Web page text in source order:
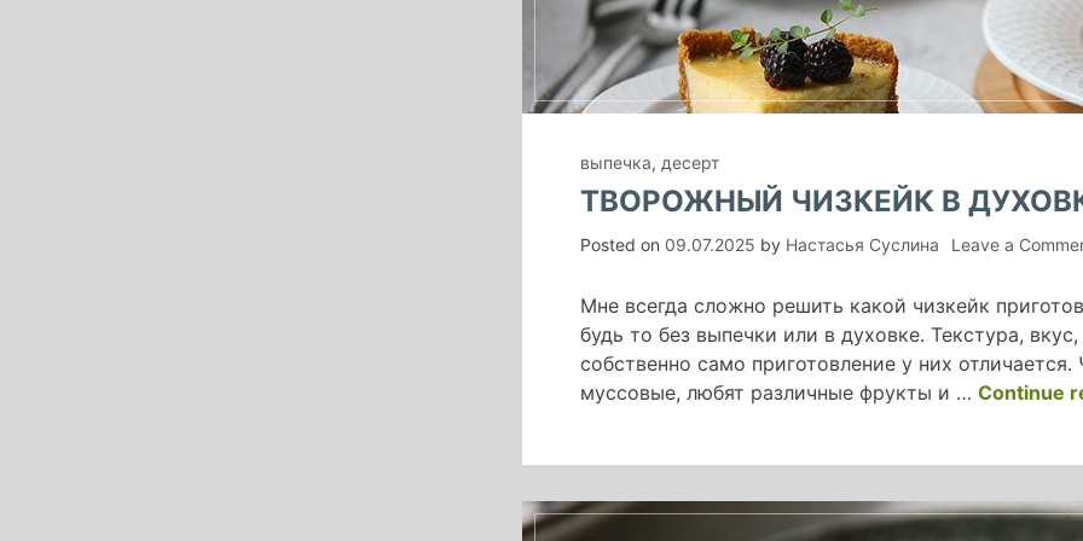
выпечка, десерт
ТВОРОЖНЫЙ ЧИЗКЕЙК В
Posted on 09.07.2025 by Настасья Суслина Leave a
Мне всегда сложно решить какой чизкейк
будь то без выпечки или в духовке. Текстура,
собственно само приготовление у них
муссовые, любят различные фрукты и … Continue